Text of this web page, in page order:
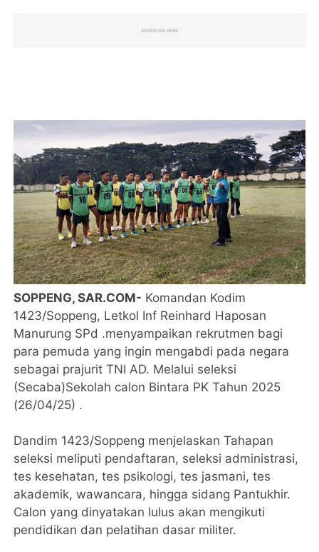
SOPPENG, SAR.COM- Komandan Kodim
1423/Soppeng, Letkol Inf Reinhard Haposan
Manurung SPd .menyampaikan rekrutmen bagi
para pemuda yang ingin mengabdi pada negara
sebagai prajurit TNI AD. Melalui seleksi
(Secaba)Sekolah calon Bintara PK Tahun 2025
(26/04/25) .
Dandim 1423/Soppeng menjelaskan Tahapan
seleksi meliputi pendaftaran, seleksi administrasi,
tes kesehatan, tes psikologi, tes jasmani, tes
akademik, wawancara, hingga sidang Pantukhir.
Calon yang dinyatakan lulus akan mengikuti
pendidikan dan pelatihan dasar militer.